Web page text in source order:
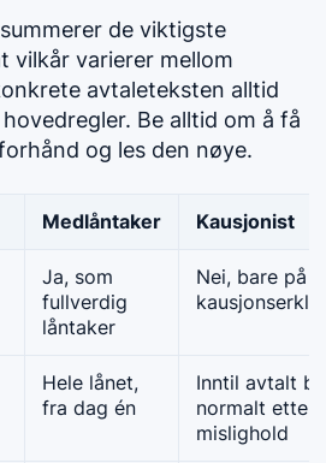
de viktigste
vilkår varierer mellom
avtaleteksten alltid
Be alltid om å få
og les den nøye.
Medlåntaker Kausjonist
Ja, som
fullverdig
låntaker
Nei, bare på
Hele lånet,
fra dag én
Inntil avtalt
normalt etter
mislighold